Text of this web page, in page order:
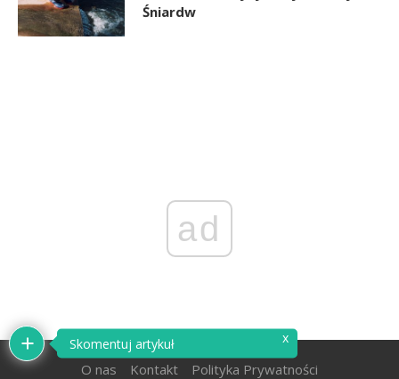
Śniardw
ad
O nas Kontakt Polityka Prywatności